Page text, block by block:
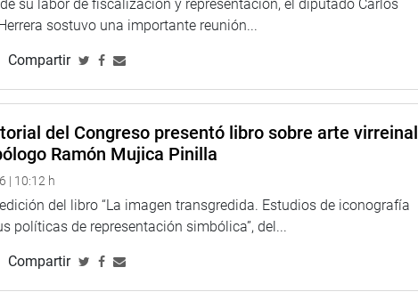
su labor de fiscalización y representación, el diputado Carlos
sostuvo una importante reunión...
Compartir
del Congreso presentó libro sobre arte virreinal
Ramón Mujica Pinilla
| 10:12 h
del libro “La imagen transgredida. Estudios de iconografía
políticas de representación simbólica”, del...
Compartir